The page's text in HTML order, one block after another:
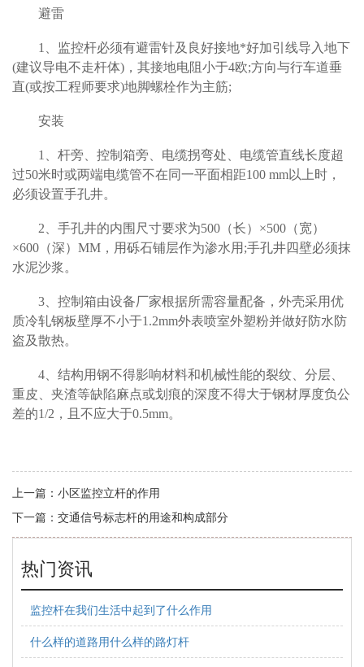
避雷
1
、监控杆必须有避雷针及良好接地*好加引线导入地下
(建议导电不走杆体)，其接地电阻小于4欧;方向与行车道垂
直(或按工程师要求)地脚螺栓作为主筋;
安装
1
、杆旁、控制箱旁、电缆拐弯处、电缆管直线长度超
过50米时或两端电缆管不在同一平面相距100 mm以上时，
必须设置手孔井。
2 、手孔井的内围尺寸要求为500（长）×500（宽）
×600（深）MM，用砾石铺层作为渗水用;手孔井四壁必须抹
水泥沙浆。
3 、控制箱由设备厂家根据所需容量配备，外壳采用优
质冷轧钢板壁厚不小于1.2mm外表喷室外塑粉并做好防水防
盗及散热。
4 、结构用钢不得影响材料和机械性能的裂纹、分层、
重皮、夹渣等缺陷麻点或划痕的深度不得大于钢材厚度负公
差的1/2，且不应大于0.5mm。
上一篇： 小区监控立杆的作用
下一篇： 交通信号标志杆的用途和构成部分
热门资讯
监控杆在我们生活中起到了什么作用
什么样的道路用什么样的路灯杆